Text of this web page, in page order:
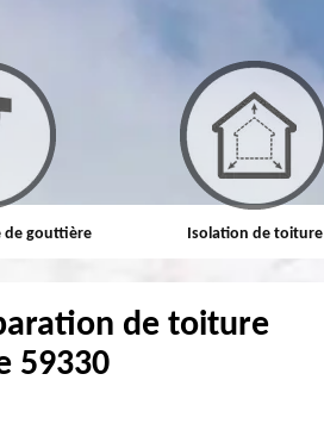
de gouttière Isolation de toiture
de toiture
59330